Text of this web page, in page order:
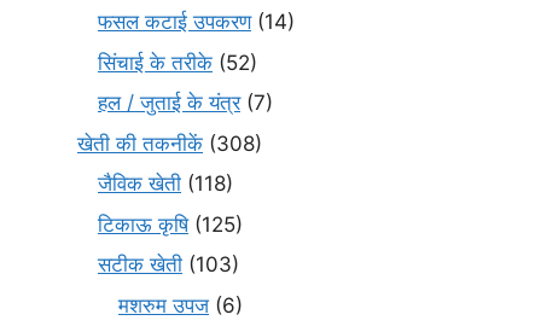
फसल कटाई उपकरण(14)
सिंचाई के तरीके (52)
हल / जुताई के यंत्र(7)
खेती की तकनीकें (308)
जैविक खेती (118)
टिकाऊ कृषि(125)
सटीक खेती (103)
मशरुम उपज (6)